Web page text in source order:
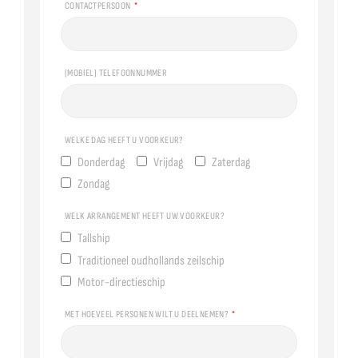
CONTACTPERSOON
(MOBIEL) TELEFOONNUMMER
WELKE DAG HEEFT U VOORKEUR?
Donderdag Vrijdag
Zaterdag
Zondag
WELK ARRANGEMENT HEEFT UW VOORKEUR?
Tallship
Traditioneel oudhollands zeilschip
Motor-directieschip
MET HOEVEEL PERSONEN WILT U DEELNEMEN?